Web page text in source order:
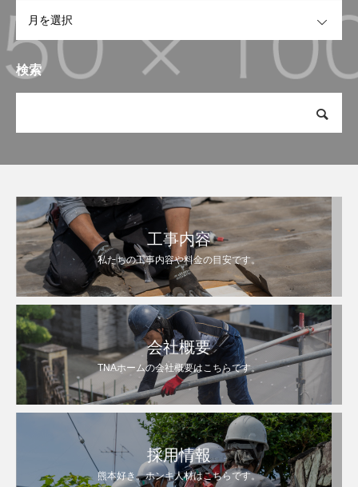
検索
工事内容
私たちの工事内容や料金の目安です。
会社概要
TNAホームの会社概要はこちらです。
採用情報
熊本好き。ホンキ人材はこちらです。